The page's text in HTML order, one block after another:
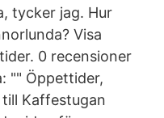
tycker jag. Hur
Visa
0 recensioner
"" Öppettider,
Kaffestugan